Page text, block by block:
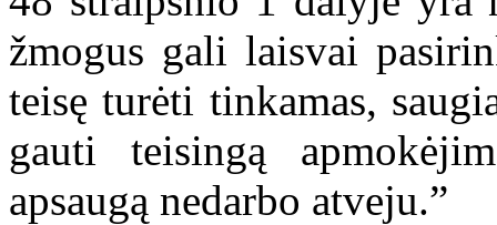
žmogus gali laisvai
teisę turėti tinkamas,
gauti teisingą
apsaugą nedarbo atveju.”